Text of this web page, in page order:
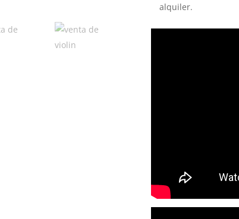
alquiler.